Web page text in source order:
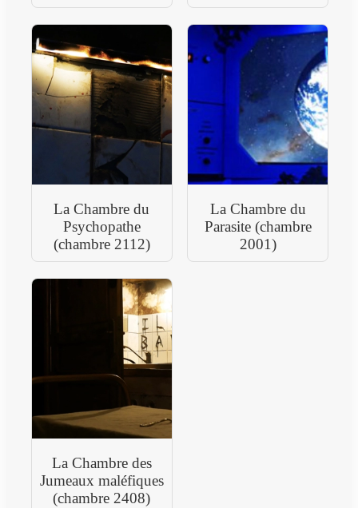
La Chambre du
Psychopathe
(chambre 2112)
La Chambre du
Parasite (chambre
2001)
La Chambre des
Jumeaux maléfiques
(chambre 2408)